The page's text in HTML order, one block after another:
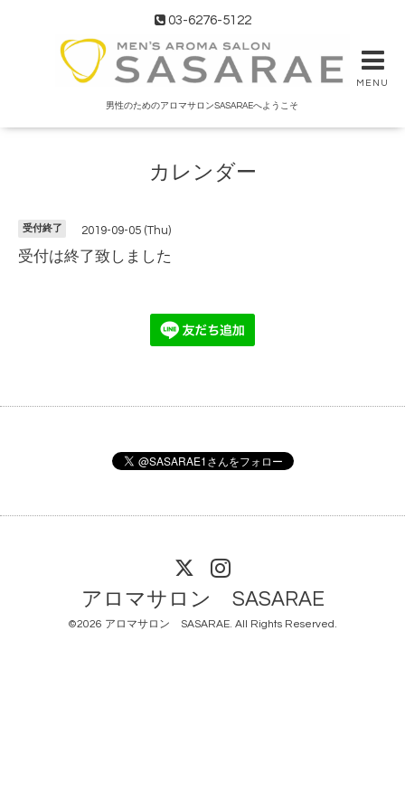
03-6276-5122
MENU
男性のためのアロマサロンSASARAEへようこそ
カレンダー
受付終了 2019-09-05 (Thu)
受付は終了致しました
アロマサロン SASARAE
©2026 アロマサロン SASARAE. All Rights Reserved.